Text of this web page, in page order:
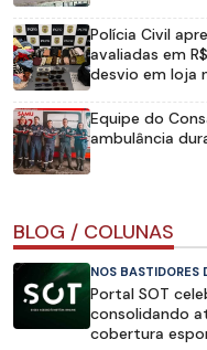
Polícia Civil
avaliadas em
desvio em loja
Equipe do
ambulância
BLOG / COLUNAS
NOS BASTIDORES
Portal SOT
consolidando
cobertura